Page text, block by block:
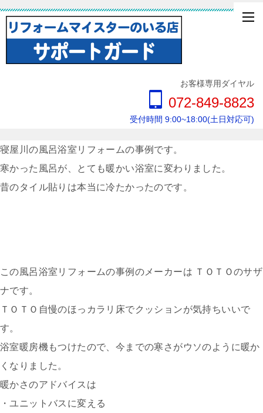
お客様専用ダイヤル
072-849-8823
受付時間 9:00~18:00(土日対応可)
寝屋川の風呂浴室リフォームの事例です。
寒かった風呂が、とても暖かい浴室に変わりました。
昔のタイル貼りは本当に冷たかったのです。
この風呂浴室リフォームの事例のメーカーは ＴＯＴＯのサザ
ナです。
ＴＯＴＯ自慢のほっカラリ床でクッションが気持ちいいで
す。
浴室暖房機もつけたので、今までの寒さがウソのように暖か
くなりました。
暖かさのアドバイスは
・ユニットバスに変える